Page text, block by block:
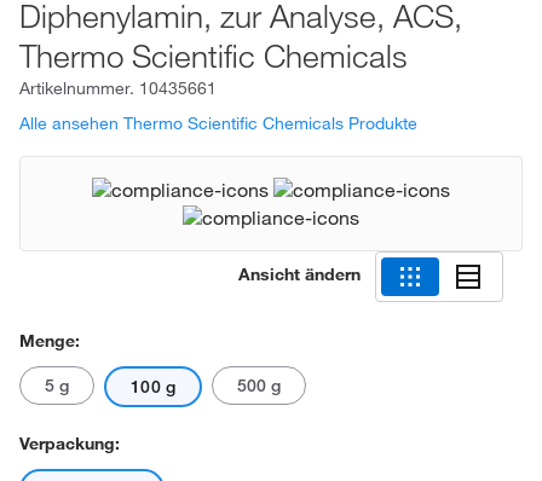
Diphenylamin, zur Analyse, ACS,
Thermo Scientific Chemicals
Artikelnummer. 10435661
Alle ansehen Thermo Scientific Chemicals Produkte
Ansicht ändern
Menge:
5 g 100 g 500 g
Verpackung: